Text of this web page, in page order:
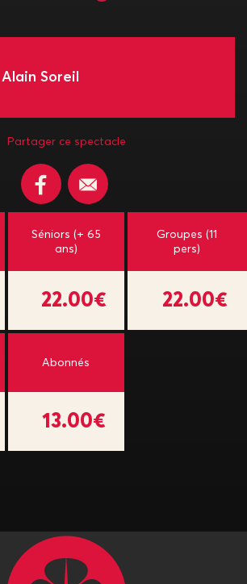
Alain Soreil
Partager ce spectacle
Séniors (+ 65
ans)
22.00€
Groupes (11
pers)
22.00€
Abonnés
13.00€